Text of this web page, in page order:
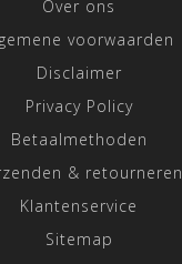
Over ons
voorwaarden
Disclaimer
Privacy Policy
Betaalmethoden
& retourneren
Klantenservice
Sitemap